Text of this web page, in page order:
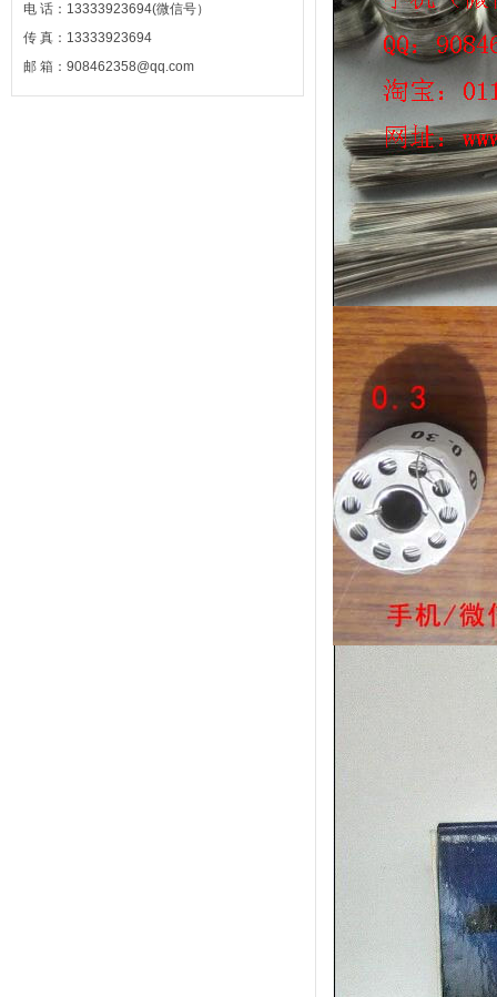
电 话：13333923694(微信号）
传 真：13333923694
邮 箱：908462358@qq.com